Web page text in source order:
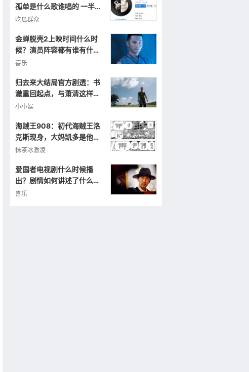
孤单是什么歌谁唱的 一半一
半完整歌词
吃瓜群众
金蝉脱壳2上映时间什么时
候？演员阵容都有谁有什么
看点呢？
喜乐
归去来大结局官方剧透：书
澈重回起点，与萧清这样重
逢
小小娱
海贼王908：初代海贼王洛
克斯现身，大妈凯多是他的
小弟，曾打败罗杰！
抹茶冰激凌
爱国者电视剧什么时候播
出？剧情如何讲述了什么样
的故事？
喜乐